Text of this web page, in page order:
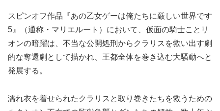
スピンオフ作品『あの乙女ゲーは俺たちに厳しい世界です
5』（通称・マリエルート）において、仮面の騎士ことリ
オンの暗躍は、不当な公開処刑からクラリスを救い出す劇
的な奪還劇として描かれ、王都全体を巻き込む大騒動へと
発展する。
濡れ衣を着せられたクラリスと取り巻きたちを救うための